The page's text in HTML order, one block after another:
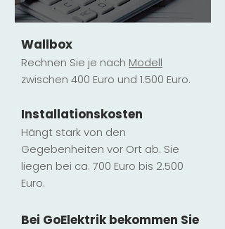
Wallbox
Rechnen Sie je nach Modell
zwischen 400 Euro und 1.500 Euro.
Installationskosten
Hängt stark von den
Gegebenheiten vor Ort ab. Sie
liegen bei ca. 700 Euro bis 2.500
Euro.
Bei GoElektrik bekommen Sie